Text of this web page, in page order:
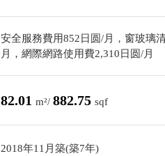
安全服務費用852日圆/月，窗玻璃
月，網際網路使用費2,310日圆/月
82.01 m²/ 882.75 sqf
2018年11月築(築7年)